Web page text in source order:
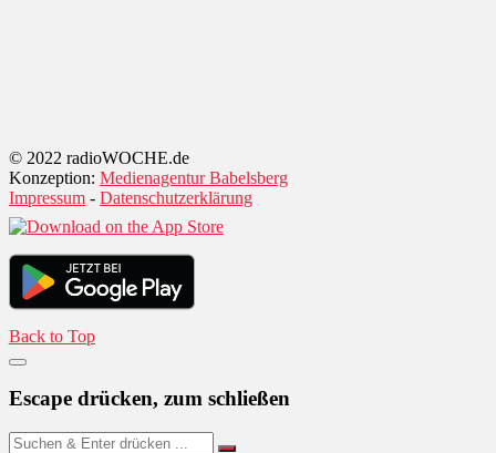
© 2022 radioWOCHE.de
Konzeption: Medienagentur Babelsberg
Impressum - Datenschutzerklärung
Back to Top
Escape drücken, zum schließen